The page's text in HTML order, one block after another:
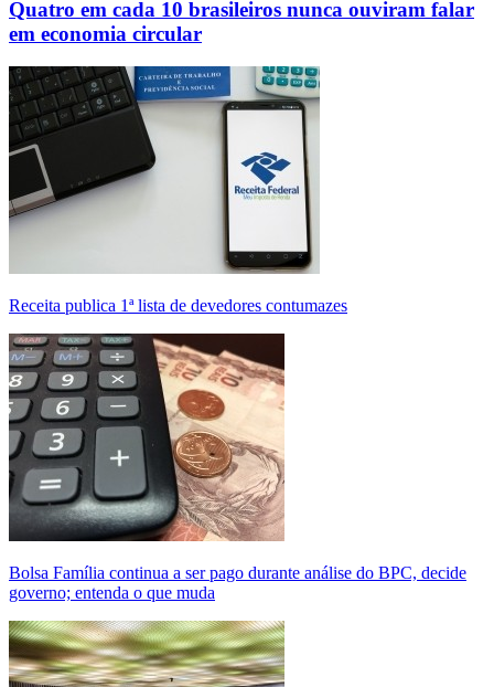
Quatro em cada 10 brasileiros nunca ouviram falar
em economia circular
Receita publica 1ª lista de devedores contumazes
Bolsa Família continua a ser pago durante análise do BPC, decide
governo; entenda o que muda